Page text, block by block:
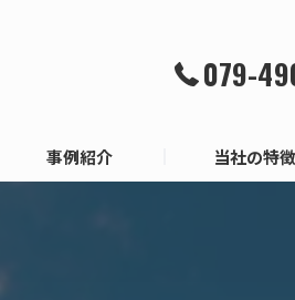
079-
事例紹介 当社の特徴